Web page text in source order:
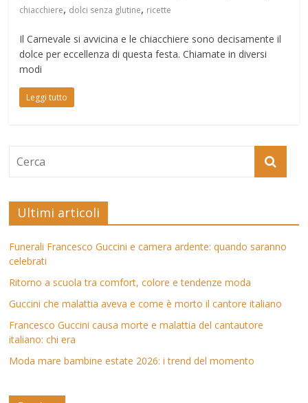
chiacchiere, dolci senza glutine, ricette
Il Carnevale si avvicina e le chiacchiere sono decisamente il
dolce per eccellenza di questa festa. Chiamate in diversi
modi
Leggi tutto
Ultimi articoli
Funerali Francesco Guccini e camera ardente: quando saranno
celebrati
Ritorno a scuola tra comfort, colore e tendenze moda
Guccini che malattia aveva e come è morto il cantore italiano
Francesco Guccini causa morte e malattia del cantautore
italiano: chi era
Moda mare bambine estate 2026: i trend del momento